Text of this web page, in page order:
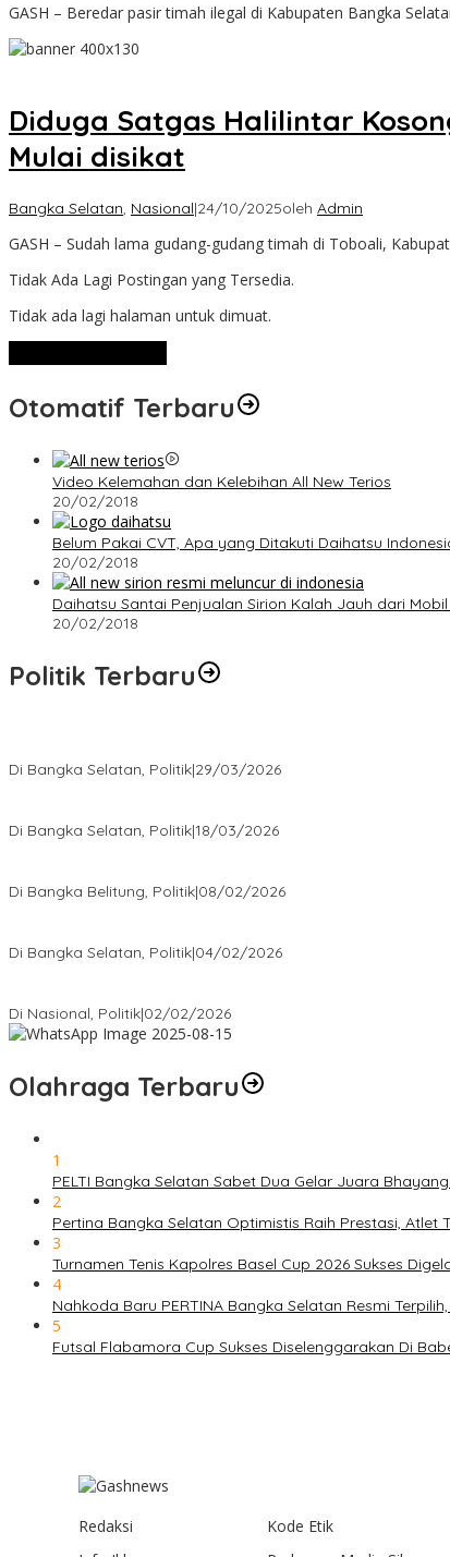
GASH – Beredar pasir timah ilegal di Kabupaten Bangka
Diduga Satgas Halilintar
Mulai disikat
Bangka Selatan, Nasional|24/10/2025oleh Admin
GASH – Sudah lama gudang-gudang timah di Toboali,
Tidak Ada Lagi Postingan yang Tersedia.
Tidak ada lagi halaman untuk dimuat.
Otomatif Terbaru
Video Kelemahan dan Kelebihan All New Terios
20/02/2018
Belum Pakai CVT, Apa yang Ditakuti Daihatsu
20/02/2018
Daihatsu Santai Penjualan Sirion Kalah Jauh dari Mobil
20/02/2018
Politik Terbaru
Di Bangka Selatan, Politik|29/03/2026
Di Bangka Selatan, Politik|18/03/2026
Di Bangka Belitung, Politik|08/02/2026
Di Bangka Selatan, Politik|04/02/2026
Di Nasional, Politik|02/02/2026
Olahraga Terbaru
1
PELTI Bangka Selatan Sabet Dua Gelar Juara
2
Pertina Bangka Selatan Optimistis Raih Prestasi, Atlet
3
Turnamen Tenis Kapolres Basel Cup 2026 Sukses
4
Nahkoda Baru PERTINA Bangka Selatan Resmi
5
Futsal Flabamora Cup Sukses Diselenggarakan Di
Redaksi
Kode Etik